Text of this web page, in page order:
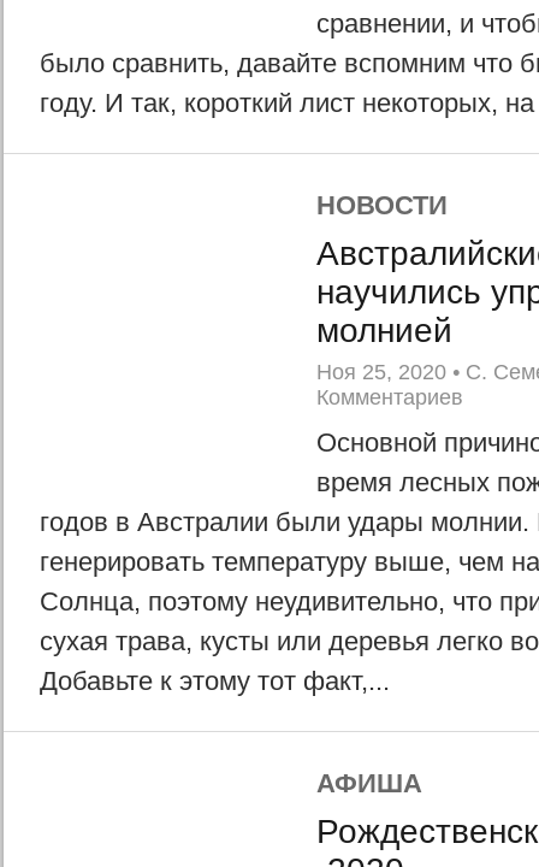
сравнении, и
было сравнить, давайте вспомним что
году. И так, короткий лист некоторых,
НОВОСТИ
научились
молнией
Ноя 25, 2020 • С.
Комментариев
Основной
время лесных
годов в Австралии были удары
генерировать температуру выше, чем
Солнца, поэтому неудивительно, что
сухая трава, кусты или деревья легко
Добавьте к этому тот факт,...
АФИША